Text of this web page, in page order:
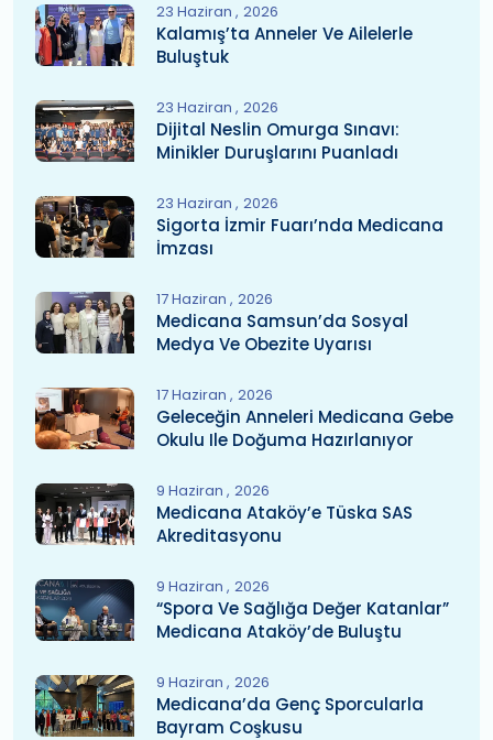
23 Haziran 2026
Kalamış’ta Anneler Ve Ailelerle
Buluştuk
23 Haziran 2026
Dijital Neslin Omurga Sınavı:
Minikler Duruşlarını Puanladı
23 Haziran 2026
Sigorta İzmir Fuarı’nda Medicana
İmzası
17 Haziran 2026
Medicana Samsun’da Sosyal
Medya Ve Obezite Uyarısı
17 Haziran 2026
Geleceğin Anneleri Medicana Gebe
Okulu Ile Doğuma Hazırlanıyor
9 Haziran 2026
Medicana Ataköy’e Tüska SAS
Akreditasyonu
9 Haziran 2026
“Spora Ve Sağlığa Değer Katanlar”
Medicana Ataköy’de Buluştu
9 Haziran 2026
Medicana’da Genç Sporcularla
Bayram Coşkusu